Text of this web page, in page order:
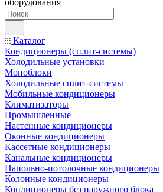
оборудования
Каталог
Кондиционеры (сплит-системы)
Холодильные установки
Моноблоки
Холодильные сплит-системы
Мобильные кондиционеры
Климатизаторы
Промышленные
Настенные кондиционеры
Оконные кондиционеры
Кассетные кондиционеры
Канальные кондиционеры
Напольно-потолочные кондиционеры
Колонные кондиционеры
Кондиционеры без наружного блока